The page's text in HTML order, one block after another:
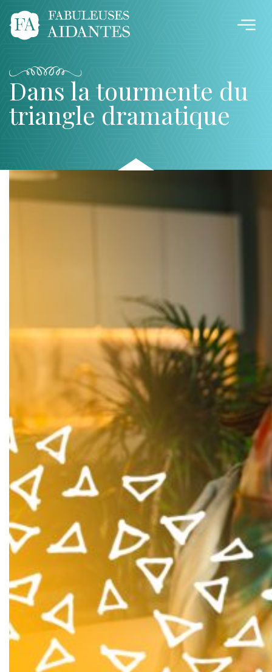
Dans la tourmente du
triangle dramatique